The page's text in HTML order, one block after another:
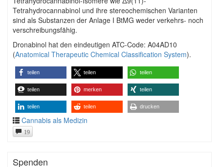
Tetrahydrocannabinol und ihre stereochemischen Varianten
sind als Substanzen der Anlage I BtMG weder verkehrs- noch
verschreibungsfähig.
Dronabinol hat den eindeutigen ATC-Code: A04AD10
(Anatomical Therapeutic Chemical Classification System).
teilen teilen teilen
teilen merken teilen
teilen teilen drucken
Cannabis als Medizin
19
Spenden